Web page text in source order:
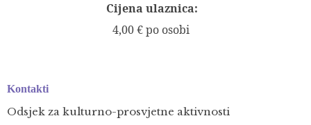
Cijena ulaznica:
4,00 € po osobi
Kontakti
Odsjek za kulturno-prosvjetne aktivnosti